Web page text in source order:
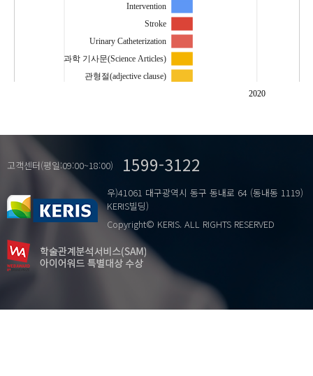
2020
Intervention
Stroke
Urinary Catheterization
과학 기사문(Science Articles)
관형절(adjective clause)
배뇨중재
비.
학교 문법(school grammar)
고객센터(평일:09:00~18:00) 1599-3122
우)41061 대구광역시 동구 동내로 64 (동내동 1119)
KERIS빌딩)
Copyright© KERIS. ALL RIGHTS RESERVED